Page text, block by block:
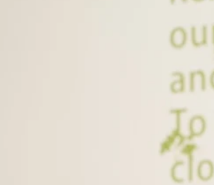
00～21：00土日祝 10：00～20：00
こんにちはRe.Ra.Ku西新井トスカ店で
みながら癒されにいらして下さい！お待
こんにちは。暑さも本格化。みなさん
す。西新井トスカ店では、初回限定ご来